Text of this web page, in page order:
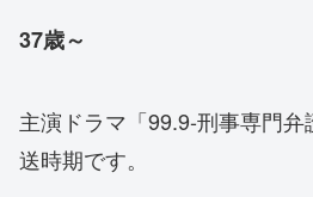
37歳～
主演ドラマ「99.9-刑事専門
送時期です。